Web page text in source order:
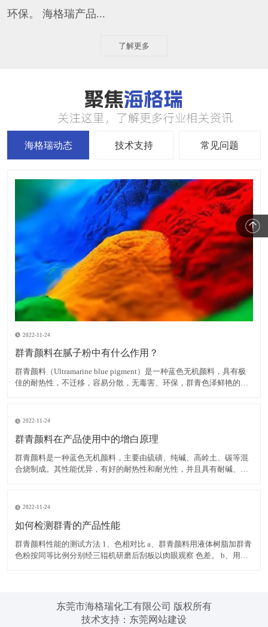
环保。 海格瑞产品...
了解更多
海格瑞动态 技术支持 常见问题
2022-11-24
群青颜料在腻子粉中有什么作用？
群青颜料（Ultramarine blue pigment）是一种蓝色无机颜料，具有极
佳的耐热性，不迁移，容易分散，无毒害、环保，群青色泽鲜艳的蓝
原料的灰暗色光，令腻子粉获得极
2022-11-24
群青颜料在产品使用中的增白原理
群青颜料是一种蓝色无机颜料，主要由硫磺、纯碱、高岭土、碳等混
合烧制成。其性能优异，有好的耐热性和耐光性，并且具有耐碱、不
在运用中不会导致同色异谱现象的出现，能消除白色物质内黄色色
2022-11-24
如何检测群青的产品性能
群青颜料性能的测试方法 1、色相对比 a、群青颜料用液体树脂加群青
色粉按同等比例分别经三辊机研磨后刮板以肉眼观察 色差。 b、用塑
东莞市海格瑞化工有限公司 版权所有
技术支持： 东莞网站建设